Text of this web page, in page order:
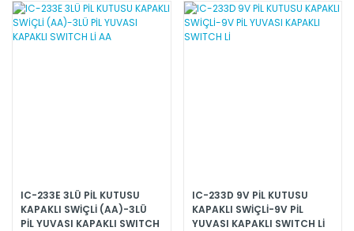
IC-233E 3LÜ PİL KUTUSU
KAPAKLI SWİÇLİ (AA)-3LÜ
PİL YUVASI KAPAKLI SWITCH
IC-233D 9V PİL KUTUSU
KAPAKLI SWİÇLİ-9V PİL
YUVASI KAPAKLI SWITCH Lİ